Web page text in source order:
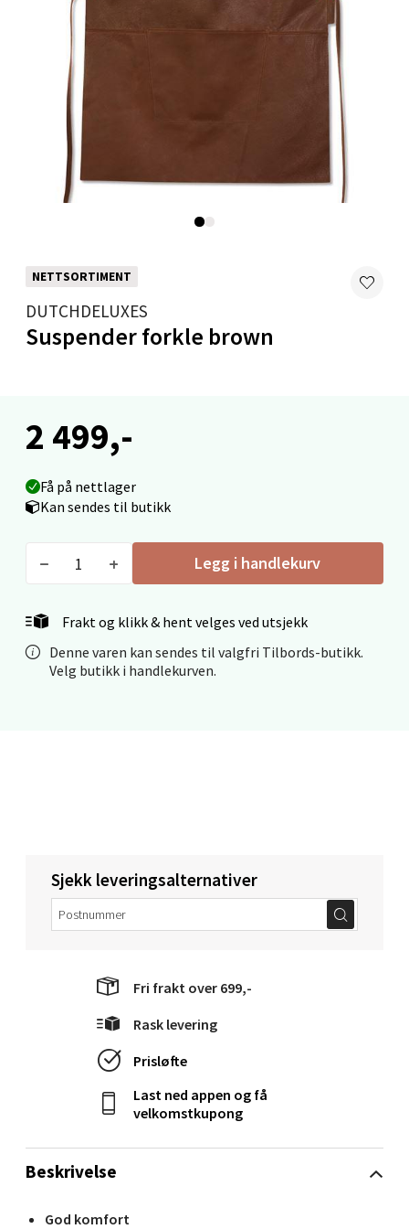
NETTSORTIMENT
DUTCHDELUXES
Suspender forkle brown
2 499,-
Få på nettlager
Kan sendes til butikk
Legg i handlekurv
Frakt og klikk & hent velges ved utsjekk
Denne varen kan sendes til valgfri Tilbords-butikk.
Velg butikk i handlekurven.
Beskrivelse
God komfort
Sjekk leveringsalternativer
Fri frakt over 699,-
Rask levering
Prisløfte
Last ned appen og få
velkomstkupong
Velg
Levanger - Magneten
Moafjæra 14, 7606 Levanger
Åpent i dag 10-18
0 i butikk
Mandal - Alti Mandal
0 i butikk
Mo i Rana - Thon Senter Mo i Rana
Fridtjof Nansensgate 22, 8622 Mo i Rana
Åpent i dag 10-18
0 i butikk
0 i butikk
Molde - Moldetorget
Åpent i dag 10-18